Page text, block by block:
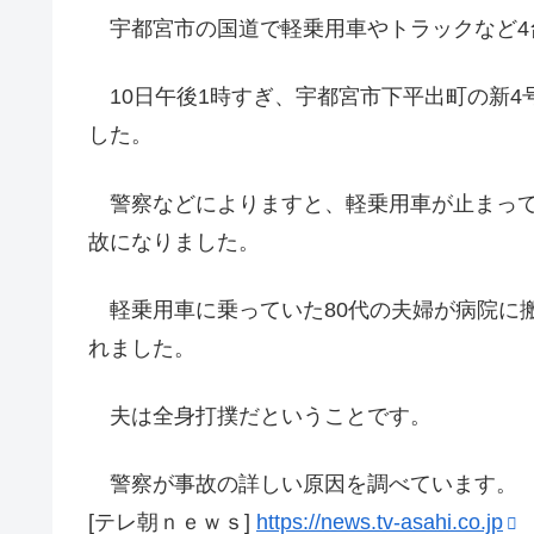
宇都宮市の国道で軽乗用車やトラックなど
10日午後1時すぎ、宇都宮市下平出町の新4
した。
警察などによりますと、軽乗用車が止まっ
故になりました。
軽乗用車に乗っていた80代の夫婦が病院に
れました。
夫は全身打撲だということです。
警察が事故の詳しい原因を調べています。
[テレ朝ｎｅｗｓ] https://news.tv-asahi.co.jp